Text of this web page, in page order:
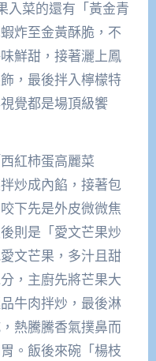
入菜的還有「黃金青
炸至金黃酥脆，不
鮮甜，接著灑上鳳
，最後拌入檸檬特
覺都是場頂級饗
紅柿蛋高麗菜
炒成內餡，接著包
下先是外皮微微焦
則是「愛文芒果炒
文芒果，多汁且甜
，主廚先將芒果大
牛肉拌炒，最後淋
熱騰騰香氣撲鼻而
。飯後來碗「楊枝